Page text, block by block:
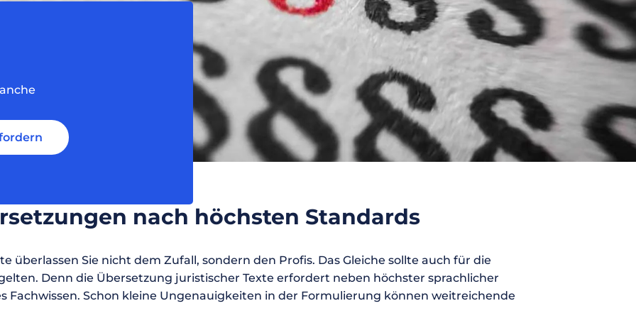
nach höchsten Standards
überlassen Sie nicht dem Zufall, sondern den Profis. Das Gleiche sollte auch für die
Denn die Übersetzung juristischer Texte erfordert neben höchster sprachlicher
Fachwissen. Schon kleine Ungenauigkeiten in der Formulierung können weitreichende